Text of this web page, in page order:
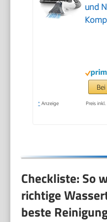
und
* Anzeige Preis
Checkliste: So
richtige
beste